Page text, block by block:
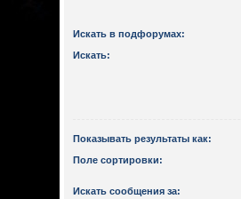
Искать в подфорумах:
Искать:
Показывать результаты как:
Поле сортировки:
Искать сообщения за: